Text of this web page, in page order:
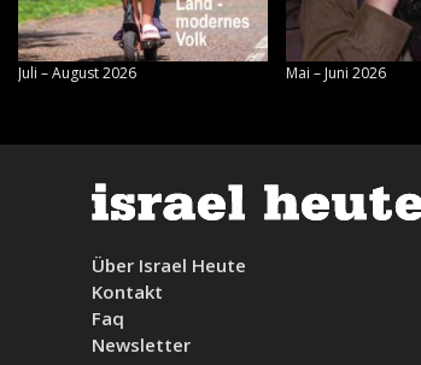
Juli – August 2026 Mai – Juni 2026
Über Israel Heute
Kontakt
Faq
Newsletter